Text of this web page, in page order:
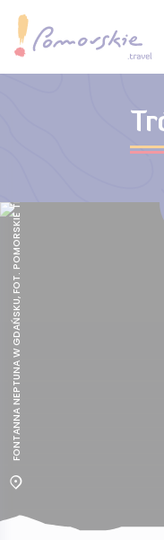
FONTANNA NEPTUNA W GDAŃSKU, FOT. POMORSKIE TRAVEL/ M.OCHOCKI